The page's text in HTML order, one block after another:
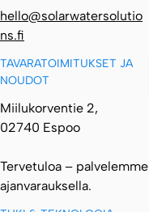
hello@solarwatersolutio
ns.fi
TAVARATOIMITUKSET JA
NOUDOT
Miilukorventie 2,
02740 Espoo
Tervetuloa – palvelemme
ajanvarauksella.